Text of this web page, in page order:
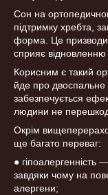
Сон на
підтримку хребта,
форма. Це
сприяє відновленню
Корисним є такий
йде про двоспальне
забезпечується
людини не
Окрім
ще багато переваг:
● гіпоалергенність
завдяки чому на
алергени;